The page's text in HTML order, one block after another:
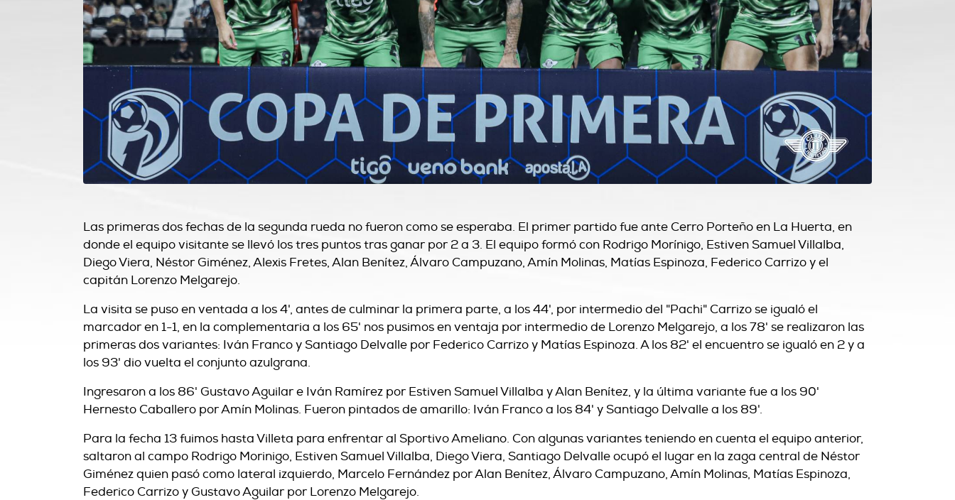
Las primeras dos fechas de la segunda rueda no fueron como se esperaba. El primer partido fue ante Cerro Porteño en La Huerta, en
donde el equipo visitante se llevó los tres puntos tras ganar por 2 a 3. El equipo formó con Rodrigo Morínigo, Estiven Samuel Villalba,
Diego Viera, Néstor Giménez, Alexis Fretes, Alan Benítez, Álvaro Campuzano, Amín Molinas, Matías Espinoza, Federico Carrizo y el
capitán Lorenzo Melgarejo.
La visita se puso en ventada a los 4', antes de culminar la primera parte, a los 44', por intermedio del "Pachi" Carrizo se igualó el
marcador en 1-1, en la complementaria a los 65' nos pusimos en ventaja por intermedio de Lorenzo Melgarejo, a los 78' se realizaron las
primeras dos variantes: Iván Franco y Santiago Delvalle por Federico Carrizo y Matías Espinoza. A los 82' el encuentro se igualó en 2 y a
los 93' dio vuelta el conjunto azulgrana.
Ingresaron a los 86' Gustavo Aguilar e Iván Ramírez por Estiven Samuel Villalba y Alan Benítez, y la última variante fue a los 90'
Hernesto Caballero por Amín Molinas. Fueron pintados de amarillo: Iván Franco a los 84' y Santiago Delvalle a los 89'.
Para la fecha 13 fuimos hasta Villeta para enfrentar al Sportivo Ameliano. Con algunas variantes teniendo en cuenta el equipo anterior,
saltaron al campo Rodrigo Morinigo, Estiven Samuel Villalba, Diego Viera, Santiago Delvalle ocupó el lugar en la zaga central de Néstor
Giménez quien pasó como lateral izquierdo, Marcelo Fernández por Alan Benítez, Álvaro Campuzano, Amín Molinas, Matías Espinoza,
Federico Carrizo y Gustavo Aguilar por Lorenzo Melgarejo.